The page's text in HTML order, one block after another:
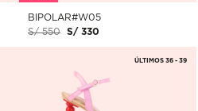
BIPOLAR#W05
S/ 550
S/ 330
ÚLTIMOS 36 - 39